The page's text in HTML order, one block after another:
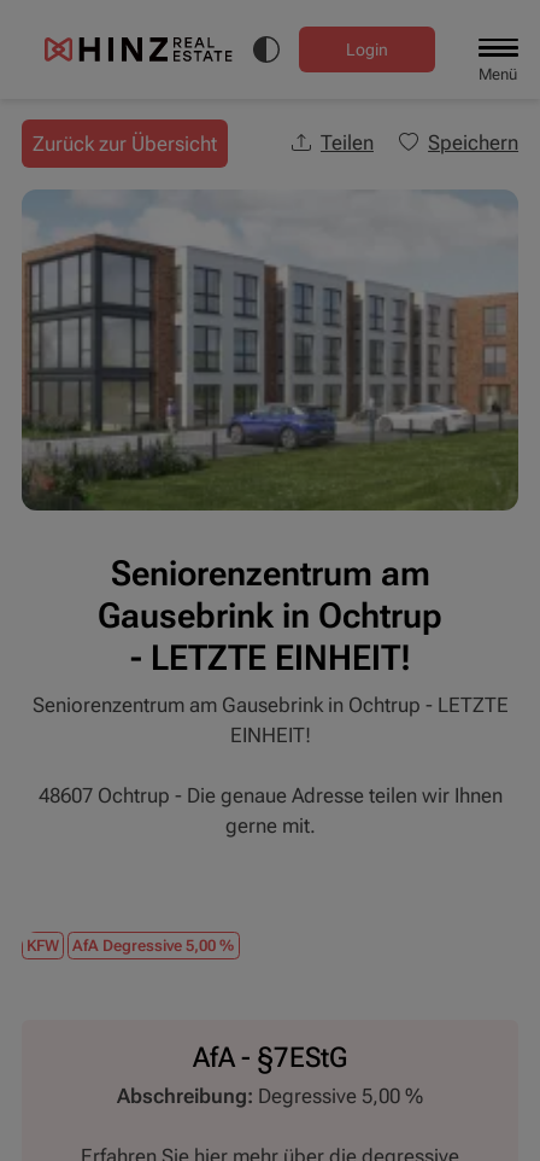
Menü
Login
Zurück zur Übersicht Teilen Speichern
Seniorenzentrum am
Gausebrink in Ochtrup
- LETZTE EINHEIT!
Seniorenzentrum am Gausebrink in Ochtrup - LETZTE
EINHEIT!
48607 Ochtrup - Die genaue Adresse teilen wir Ihnen
gerne mit.
KFW AfA Degressive 5,00 %
AfA - §7EStG
Abschreibung: Degressive 5,00 %